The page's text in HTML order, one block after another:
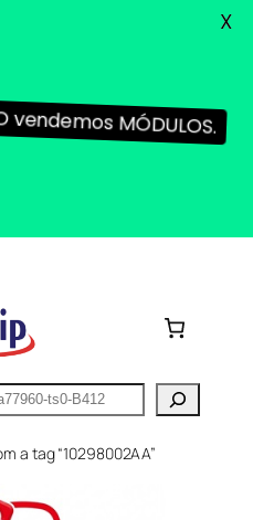
a tag “10298002AA”
vendemos MÓDULOS.
X